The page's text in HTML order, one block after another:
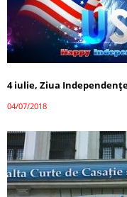
4 iulie, Ziua
04/07/2018